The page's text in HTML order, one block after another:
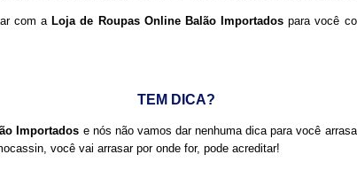
com a Loja de Roupas Online Balão Importadospara você
TEM DICA?
Importados e nós não vamos dar nenhuma dica para você
você vai arrasar por onde for, pode acreditar!